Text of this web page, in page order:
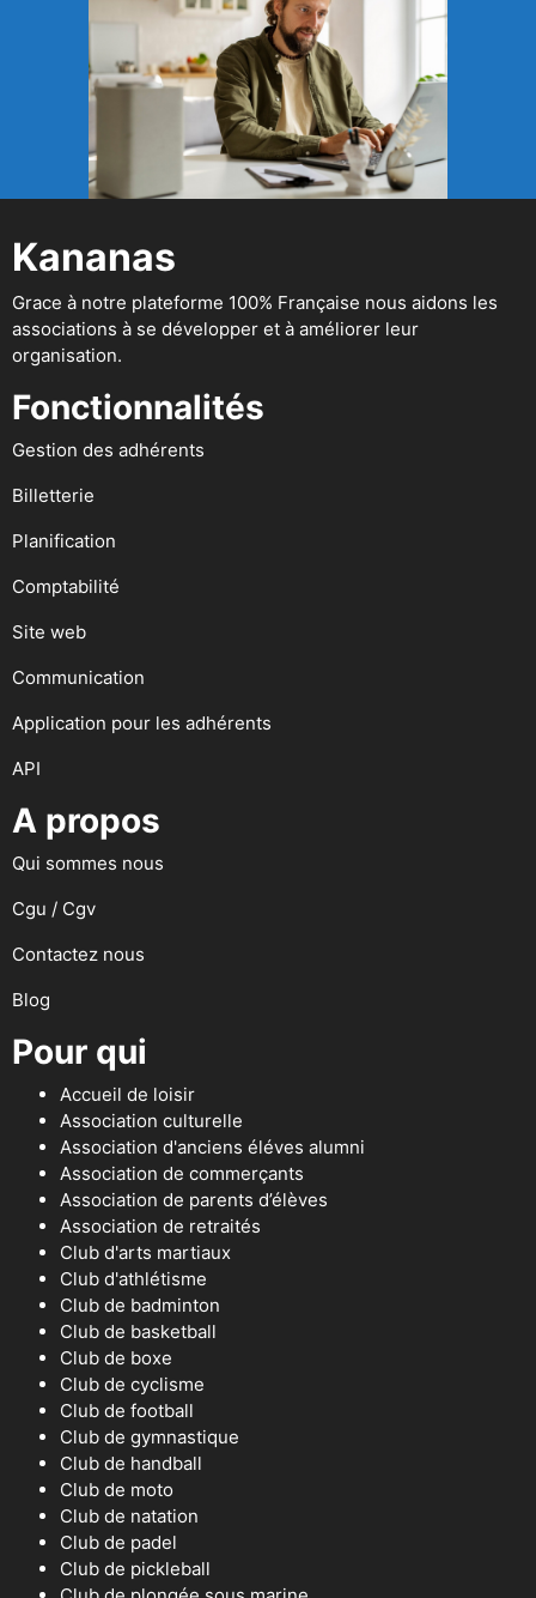
Kananas
Grace à notre plateforme 100% Française nous aidons les
associations à se développer et à améliorer leur
organisation.
Fonctionnalités
Gestion des adhérents
Billetterie
Planification
Comptabilité
Site web
Communication
Application pour les adhérents
API
A propos
Qui sommes nous
Cgu / Cgv
Contactez nous
Blog
Pour qui
Accueil de loisir
Association culturelle
Association d'anciens éléves alumni
Association de commerçants
Association de parents d’élèves
Association de retraités
Club d'arts martiaux
Club d'athlétisme
Club de badminton
Club de basketball
Club de boxe
Club de cyclisme
Club de football
Club de gymnastique
Club de handball
Club de moto
Club de natation
Club de padel
Club de pickleball